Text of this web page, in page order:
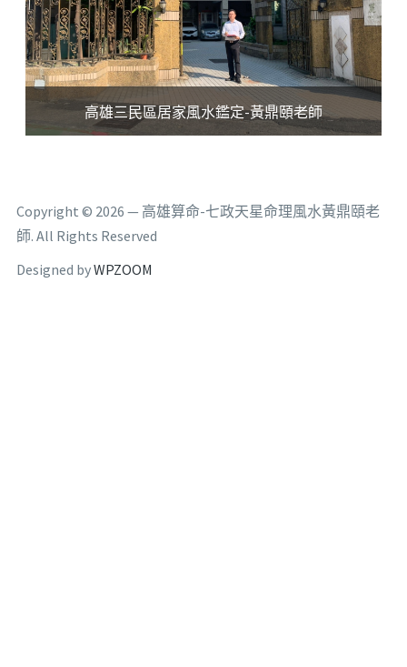
高雄三民區居家風水鑑定-黃鼎頤老師
Copyright © 2026 — 高雄算命-七政天星命理風水黃鼎頤老
師. All Rights Reserved
Designed byWPZOOM